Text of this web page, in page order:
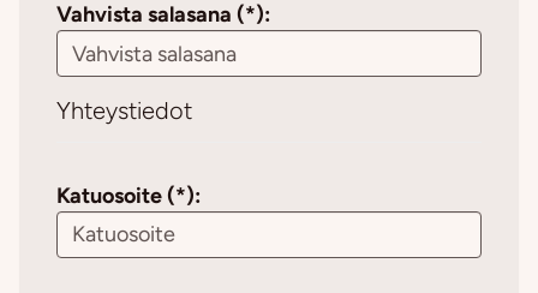
Vahvista salasana (*):
Yhteystiedot
Katuosoite (*):